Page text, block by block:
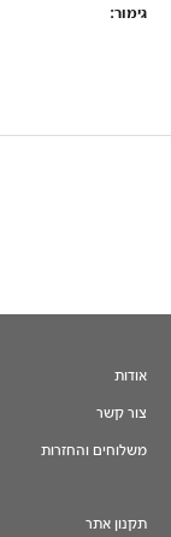
גימור:
אודות
צור קשר
משלוחים והחזרות
תקנון אתר